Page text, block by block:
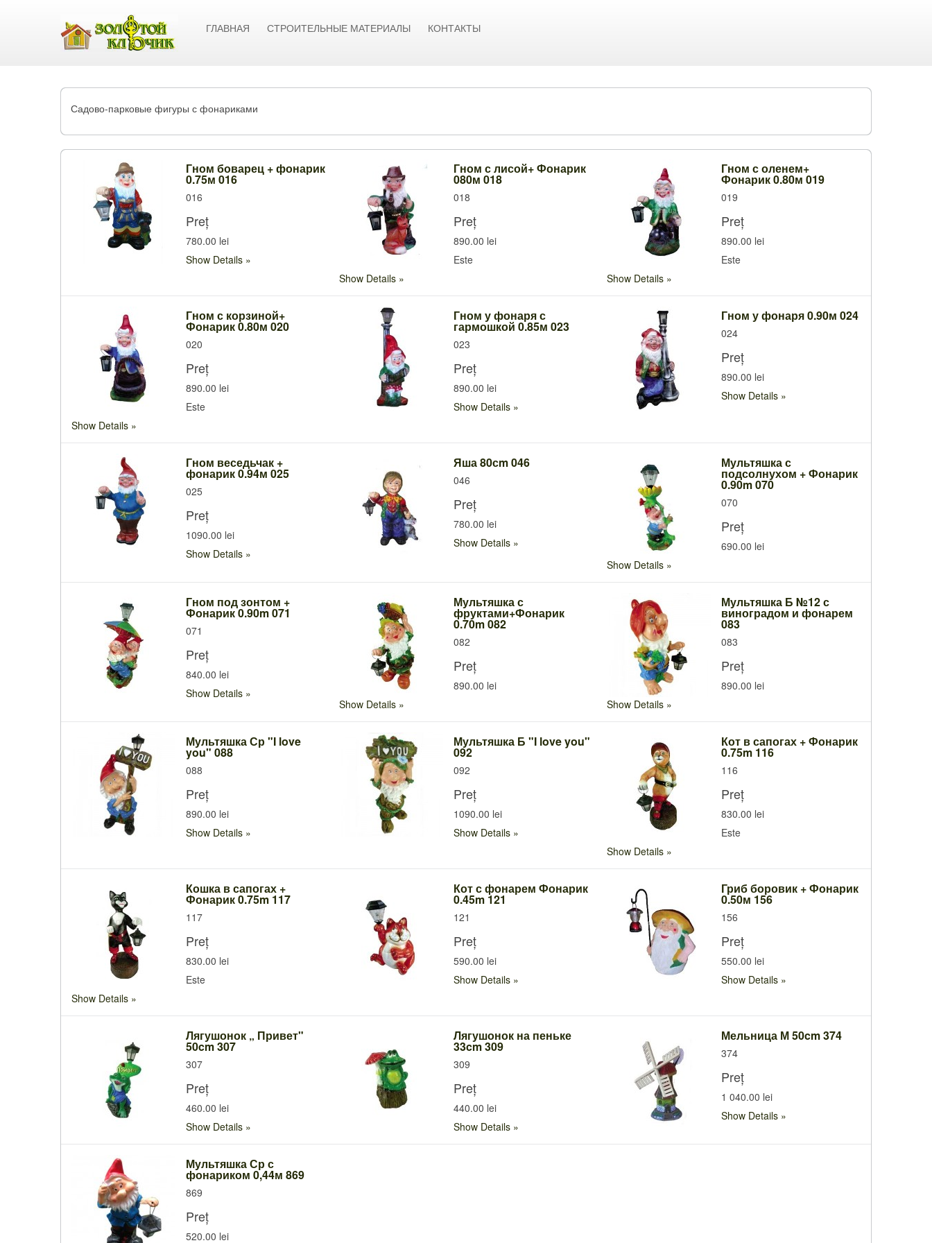
ГЛАВНАЯ СТРОИТЕЛЬНЫЕ МАТЕРИАЛЫ КОНТАКТЫ
Садово-парковые фигуры с фонариками
Гном боварец + фонарик
0.75м 016
016
Preț
780.00 lei
Show Details
Гном с лисой+ Фонарик
080м 018
018
Preț
890.00 lei
Este
Show Details
Гном с оленем+
Фонарик 0.80м 019
019
Preț
890.00 lei
Este
Show Details
Гном с корзиной+
Фонарик 0.80м 020
020
Preț
890.00 lei
Este
Show Details
Гном у фонаря с
гармошкой 0.85м 023
023
Preț
890.00 lei
Show Details
Гном у фонаря 0.90м 024
024
Preț
890.00 lei
Show Details
Гном веседьчак +
фонарик 0.94м 025
025
Preț
1090.00 lei
Show Details
Яша 80сm 046
046
Preț
780.00 lei
Show Details
Мультяшка с
подсолнухом + Фонарик
0.90m 070
070
Preț
690.00 lei
Show Details
Гном под зонтом +
Фонарик 0.90m 071
071
Preț
840.00 lei
Show Details
Мультяшка с
фруктами+Фонарик
0.70m 082
082
Preț
890.00 lei
Show Details
Мультяшка Б №12 с
виноградом и фонарем
083
083
Preț
890.00 lei
Show Details
Мультяшка Ср "I love
you" 088
088
Preț
890.00 lei
Show Details
Мультяшка Б "I love you"
092
092
Preț
1090.00 lei
Show Details
Кот в сапогах + Фонарик
0.75m 116
116
Preț
830.00 lei
Este
Show Details
Кошка в сапогах +
Фонарик 0.75m 117
117
Preț
830.00 lei
Este
Show Details
Кот с фонарем Фонарик
0.45m 121
121
Preț
590.00 lei
Show Details
Гриб боровик + Фонарик
0.50м 156
156
Preț
550.00 lei
Show Details
Лягушонок „ Привет"
50cm 307
307
Preț
460.00 lei
Show Details
Лягушонок на пеньке
33cm 309
309
Preț
440.00 lei
Show Details
Мельница М 50cm 374
374
Preț
1 040.00 lei
Show Details
Мультяшка Ср с
фонариком 0,44м 869
869
Preț
520.00 lei